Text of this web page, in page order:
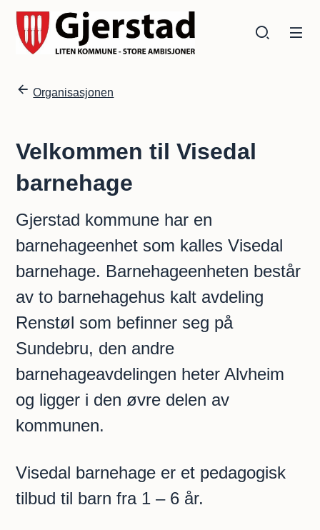
Gjerstad kommune
Du er her:
Organisasjonen
Velkommen til Visedal
barnehage
Gjerstad kommune har en
barnehageenhet som kalles Visedal
barnehage. Barnehageenheten består
av to barnehagehus kalt avdeling
Renstøl som befinner seg på
Sundebru, den andre
barnehageavdelingen heter Alvheim
og ligger i den øvre delen av
kommunen.
Visedal barnehage er et pedagogisk
tilbud til barn fra 1 – 6 år.